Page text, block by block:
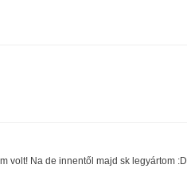
volt! Na de innentől majd sk legyártom :D